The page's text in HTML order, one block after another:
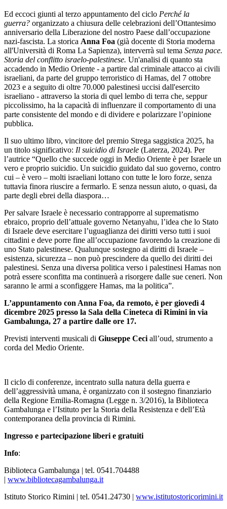
Ed eccoci giunti al terzo appuntamento del ciclo Perché la
guerra? organizzato a chiusura delle celebrazioni dell’Ottantesimo
anniversario della Liberazione del nostro Paese dall’occupazione
nazi-fascista. La storica Anna Foa (già docente di Storia moderna
all'Università di Roma La Sapienza), interverrà sul tema Senza pace.
Storia del conflitto israelo-palestinese. Un'analisi di quanto sta
accadendo in Medio Oriente - a partire dal criminale attacco ai civili
israeliani, da parte del gruppo terroristico di Hamas, del 7 ottobre
2023 e a seguito di oltre 70.000 palestinesi uccisi dall'esercito
israeliano - attraverso la storia di quel lembo di terra che, seppur
piccolissimo, ha la capacità di influenzare il comportamento di una
parte consistente del mondo e di dividere e polarizzare l’opinione
pubblica.
Il suo ultimo libro, vincitore del premio Strega saggistica 2025, ha
un titolo significativo: Il suicidio di Israele (Laterza, 2024). Per
l’autrice “Quello che succede oggi in Medio Oriente è per Israele un
vero e proprio suicidio. Un suicidio guidato dal suo governo, contro
cui – è vero – molti israeliani lottano con tutte le loro forze, senza
tuttavia finora riuscire a fermarlo. E senza nessun aiuto, o quasi, da
parte degli ebrei della diaspora…
Per salvare Israele è necessario contrapporre al suprematismo
ebraico, proprio dell’attuale governo Netanyahu, l’idea che lo Stato
di Israele deve esercitare l’uguaglianza dei diritti verso tutti i suoi
cittadini e deve porre fine all’occupazione favorendo la creazione di
uno Stato palestinese. Qualunque sostegno ai diritti di Israele –
esistenza, sicurezza – non può prescindere da quello dei diritti dei
palestinesi. Senza una diversa politica verso i palestinesi Hamas non
potrà essere sconfitta ma continuerà a risorgere dalle sue ceneri. Non
saranno le armi a sconfiggere Hamas, ma la politica”.
L’appuntamento con Anna Foa, da remoto, è per giovedì 4
dicembre 2025 presso la Sala della Cineteca di Rimini in via
Gambalunga, 27 a partire dalle ore 17.
Previsti interventi musicali di Giuseppe Ceci all’oud, strumento a
corda del Medio Oriente.
Il ciclo di conferenze, incentrato sulla natura della guerra e
dell’aggressività umana, è organizzato con il sostegno finanziario
della Regione Emilia-Romagna (Legge n. 3/2016), la Biblioteca
Gambalunga e l’Istituto per la Storia della Resistenza e dell’Età
contemporanea della provincia di Rimini.
Ingresso e partecipazione liberi e gratuiti
Info:
Biblioteca Gambalunga | tel. 0541.704488
| www.bibliotecagambalunga.it
Istituto Storico Rimini | tel. 0541.24730 | www.istitutostoricorimini.it